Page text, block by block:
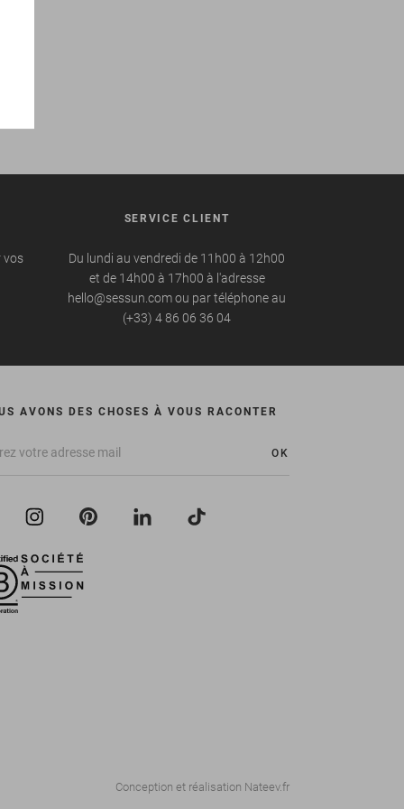
vos
SERVICE CLIENT
Du lundi au vendredi de 11h00 à 12h00
et de 14h00 à 17h00 à l'adresse
hello@sessun.com ou par téléphone au
(+33) 4 86 06 36 04
AVONS DES CHOSES À VOUS RACONTER
OK
Conception et réalisation Nateev.fr